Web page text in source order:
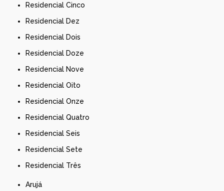
Residencial Cinco
Residencial Dez
Residencial Dois
Residencial Doze
Residencial Nove
Residencial Oito
Residencial Onze
Residencial Quatro
Residencial Seis
Residencial Sete
Residencial Três
Arujá